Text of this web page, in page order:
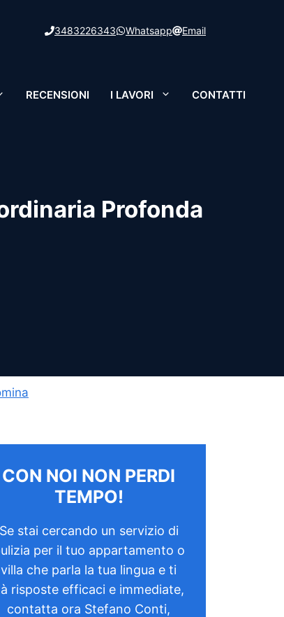
3483226343 Whatsapp Email
RECENSIONI I LAVORI CONTATTI
Profonda
CON NOI NON PERDI
TEMPO!
Se stai cercando un servizio di
per il tuo appartamento o
villa che parla la tua lingua e ti
risposte efficaci e immediate,
contatta ora Stefano Conti,